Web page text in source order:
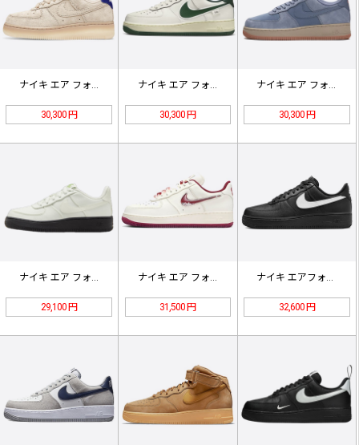
30,300 円 30,300 円 30,300 円
ナイキ エア フォース 1 ネクスト…
29,100 円
ナイキ エア フォース 1 ロー '…
31,500 円
ナイキ エアフォース1 ロー「ブラッ…
32,600 円